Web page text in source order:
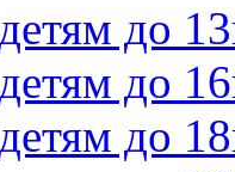
до
до
до